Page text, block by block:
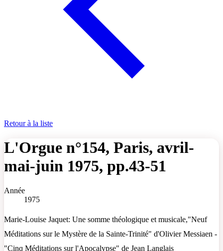
Retour à la liste
L'Orgue n°154, Paris, avril-
mai-juin 1975, pp.43-51
Année
1975
Marie-Louise Jaquet: Une somme théologique et musicale,"Neuf
Méditations sur le Mystère de la Sainte-Trinité" d'Olivier Messiaen -
"Cinq Méditations sur l'Apocalypse" de Jean Langlais